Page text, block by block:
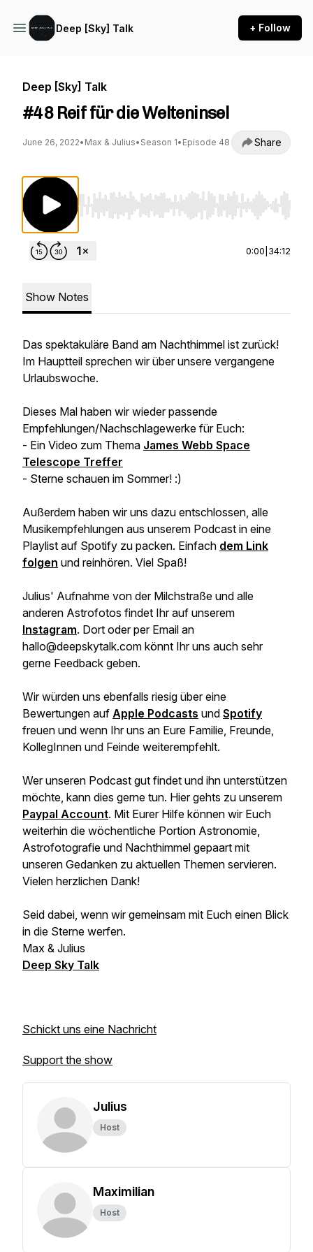
Deep [Sky] Talk + Follow
Deep [Sky] Talk
#48 Reif für die Welteninsel
June 26, 2022• Max & Julius• Season 1• Episode 48 Share
Use Left/Right to seek, Home/End to jump
0:00 34:12
Show Notes
Das spektakuläre Band am Nachthimmel ist zurück!
Im Hauptteil sprechen wir über unsere vergangene
Urlaubswoche.
Dieses Mal haben wir wieder passende
Empfehlungen/Nachschlagewerke für Euch:
- Ein Video zum Thema James Webb Space
Telescope Treffer
- Sterne schauen im Sommer! :)
Außerdem haben wir uns dazu entschlossen, alle
Musikempfehlungen aus unserem Podcast in eine
Playlist auf Spotify zu packen. Einfach dem Link
folgen und reinhören. Viel Spaß!
Julius' Aufnahme von der Milchstraße und alle
anderen Astrofotos findet Ihr auf unserem
Instagram. Dort oder per Email an
hallo@deepskytalk.com könnt Ihr uns auch sehr
gerne Feedback geben.
Wir würden uns ebenfalls riesig über eine
Bewertungen auf Apple Podcasts und Spotify
freuen und wenn Ihr uns an Eure Familie, Freunde,
KollegInnen und Feinde weiterempfehlt.
Wer unseren Podcast gut findet und ihn unterstützen
möchte, kann dies gerne tun. Hier gehts zu unserem
Paypal Account. Mit Eurer Hilfe können wir Euch
weiterhin die wöchentliche Portion Astronomie,
Astrofotografie und Nachthimmel gepaart mit
unseren Gedanken zu aktuellen Themen servieren.
Vielen herzlichen Dank!
Seid dabei, wenn wir gemeinsam mit Euch einen Blick
in die Sterne werfen.
Max & Julius
Deep Sky Talk
Schickt uns eine Nachricht
Support the show
Julius
Host
Maximilian
Host